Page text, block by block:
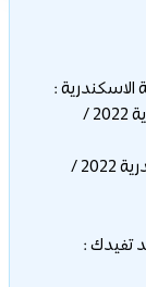
:
تنسيق كلية الصيدلة جامعة الاسكندرية 2022 /
مصاريف كلية الصيدلة جامعة الاسكندرية 2022 /
تفيدك :